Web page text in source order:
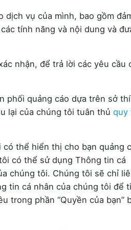
vụ của mình, bao gồm
tính năng và nội dung và
nhận, để trả lời các yêu cầu
phối quảng cáo dựa trên sở
lại của chúng tôi tuân thủ quy
thể hiển thị cho bạn quảng
có thể sử dụng Thông tin cá
chúng tôi. Chúng tôi sẽ chỉ
tin cá nhân của chúng tôi để
trong phần “Quyền của bạn”